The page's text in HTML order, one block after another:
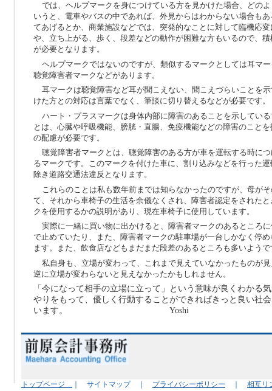
では、ヘルプマークを身につけている方を見かけた場合、どの
いうと、電車やバスの中であれば、外見からはわからない場合も
てあげるとか、商業施設などでは、突発的なことに対して臨機応
や、立ち上がる、歩く、段差などの動作が困難な方もいるので、
が必要となります。
ヘルプマークではないのですが、類似するマークとしては耳マ
聴覚障害者マークなどがあります。
耳マークは聴覚障害など耳が聞こえない、聞こえづらいことを
けた方との対応は言葉でなく、筆談に切り替えるなどが必要です。
ハート・プラスマークは身体内部に障害のあることを示してい
とは、心臓や呼吸機能、膀胱・直腸、免疫機能などの障害のこと
の配慮が必要です。
聴覚障害者マークとは、聴覚障害のある方が車を運転する時に
るマークです。このマークを付けた車に、割り込みなどを行った
除き道路交通法違反となります。
これらのことは私も数年前までは知らなかったのですが、母が
て、それから車椅子の生活を余儀なくされ、障害者認定をされた
クを使用するかの説明があり、現在車椅子に使用しています。
実際に一緒に買い物に出かけると、障害者マークのあるところ
で止めていたり、また、障害者マークの駐車場が一台しかなく停
ます。また、飲食店などもまだまだ段差のあるところも多いようで
私自身も、立場が変わって、これまで見えていなかったものが
逆に立場が変わらないと見えなかったかもしれません。
「今になって相手の立場に立って」という意味が良くわかる
やりをもって、優しく行動することができればきっと良い社
います。 Yoshi
トップページ ｜ サイトマップ ｜ プライバシーポリシー ｜ 相互リ